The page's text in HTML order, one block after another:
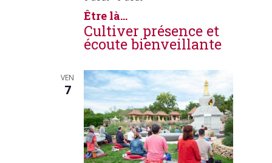
Être là…
Cultiver présence et
écoute bienveillante
VEN
7